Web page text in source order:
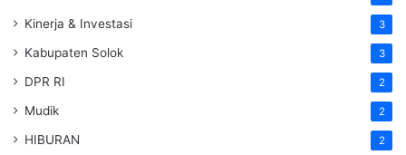
Kinerja & Investasi 3
Kabupaten Solok 3
DPR RI 2
Mudik 2
HIBURAN 2